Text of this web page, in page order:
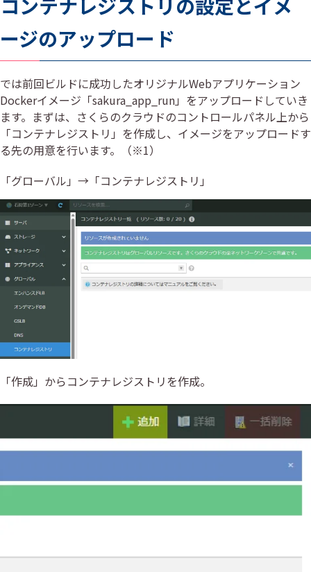
コンテナレジストリの設定とイメ
ージのアップロード
では前回ビルドに成功したオリジナルWebアプリケーション
Dockerイメージ「sakura_app_run」をアップロードしていき
ます。まずは、さくらのクラウドのコントロールパネル上から
「コンテナレジストリ」を作成し、イメージをアップロードす
る先の用意を行います。（※1）
「グローバル」→「コンテナレジストリ」
「作成」からコンテナレジストリを作成。